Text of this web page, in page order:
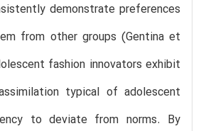
demonstrate preferences
from other groups (Gentina et
fashion innovators exhibit
typical of adolescent
to deviate from norms. By